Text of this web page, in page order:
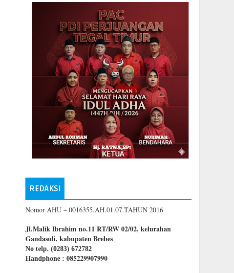
REDAKSI
Nomor AHU – 0016355.AH.01.07.TAHUN 2016
Jl.Malik Ibrahim no.11 RT/RW 02/02, kelurahan
Gandasuli, kabupaten Brebes
No telp. (0283) 672782
Handphone : 085229907990